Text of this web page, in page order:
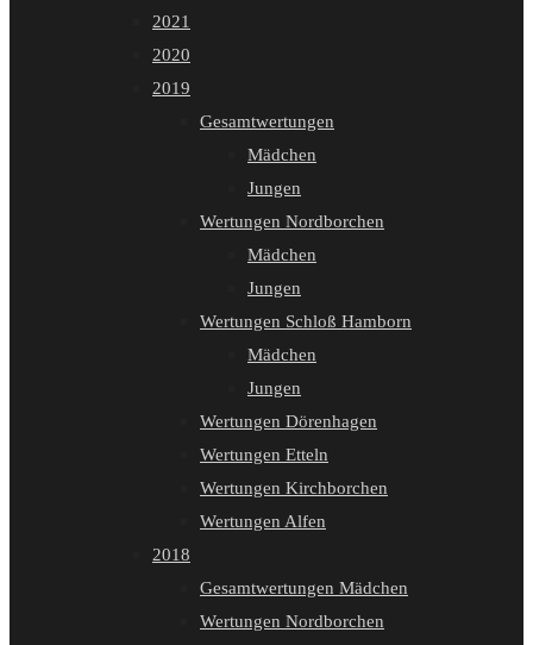
2021
2020
2019
Gesamtwertungen
Mädchen
Jungen
Wertungen Nordborchen
Mädchen
Jungen
Wertungen Schloß Hamborn
Mädchen
Jungen
Wertungen Dörenhagen
Wertungen Etteln
Wertungen Kirchborchen
Wertungen Alfen
2018
Gesamtwertungen Mädchen
Wertungen Nordborchen